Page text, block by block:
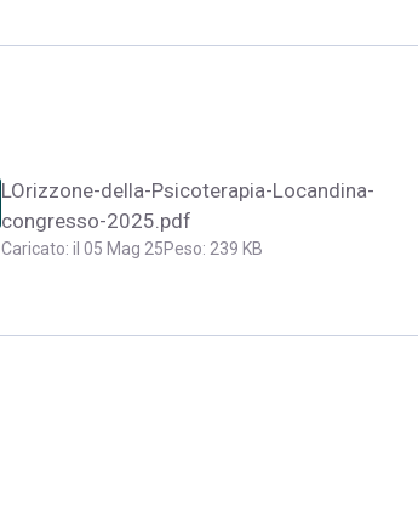
LOrizzone-della-Psicoterapia-Locandina-
congresso-2025.pdf
Caricato: il 05 Mag 25Peso: 239 KB